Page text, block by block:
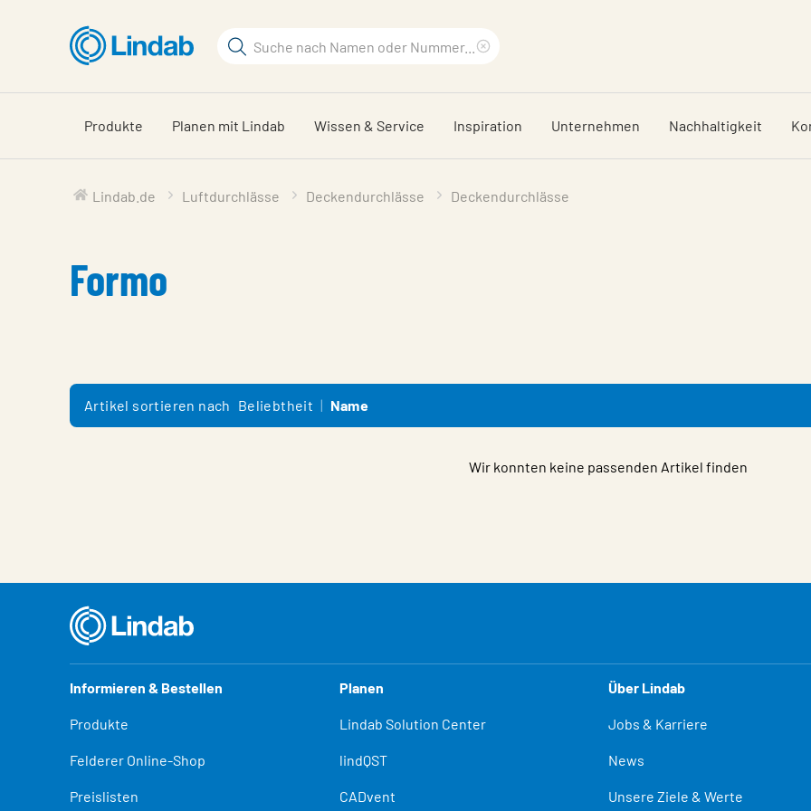
Hauptinhalt
Suchbegriff
durchsuchen
löschen
Produkte Planen mit Lindab Wissen & Service Inspiration Unternehmen Nachhaltigkeit
Lindab.de Luftdurchlässe Deckendurchlässe Deckendurchlässe
Formo
Artikel sortieren nach Beliebtheit Name
Wir konnten keine passenden Artikel finden
Informieren & Bestellen
Produkte
Felderer Online-Shop
Preislisten
Planen
Lindab Solution Center
lindQST
CADvent
Über Lindab
Jobs & Karriere
News
Unsere Ziele & Werte